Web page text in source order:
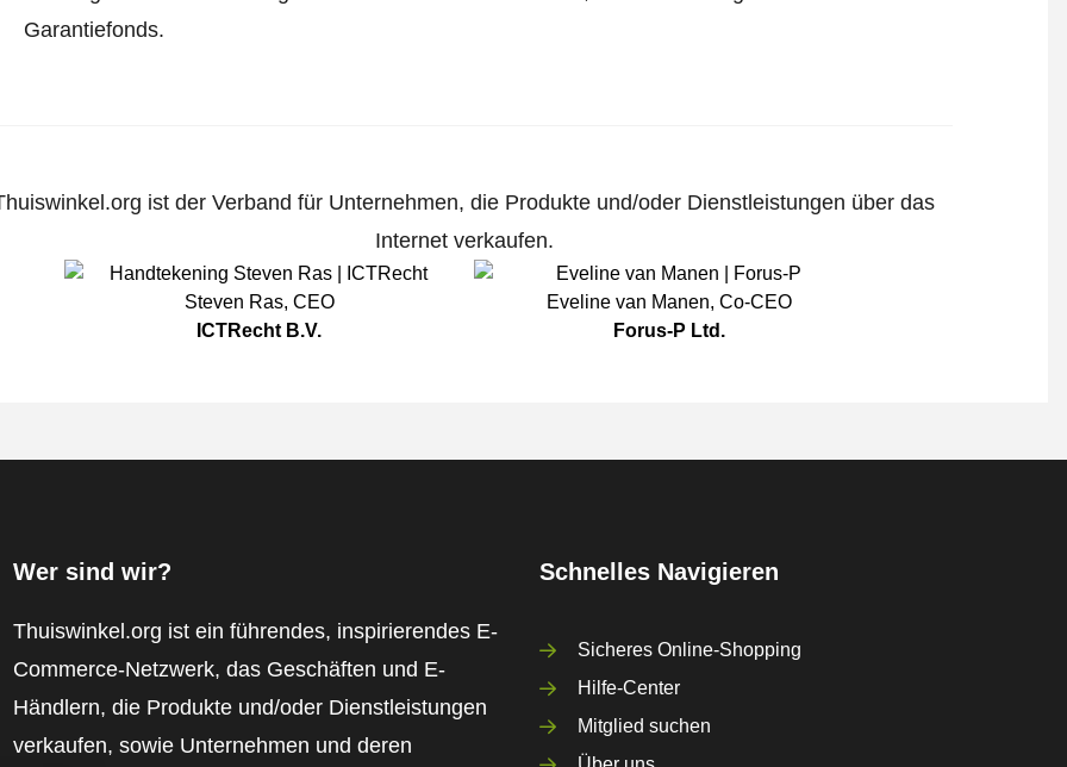
Garantiefonds.
ist der Verband für Unternehmen, die Produkte und/oder Dienstleistungen über das
Internet verkaufen.
Steven Ras, CEO
ICTRecht B.V.
Eveline van Manen, Co-CEO
Forus-P Ltd.
Wer sind wir?
Thuiswinkel.org ist ein führendes, inspirierendes E-
Commerce-Netzwerk, das Geschäften und E-
Händlern, die Produkte und/oder Dienstleistungen
verkaufen, sowie Unternehmen und deren
Schnelles Navigieren
Sicheres Online-Shopping
Hilfe-Center
Mitglied suchen